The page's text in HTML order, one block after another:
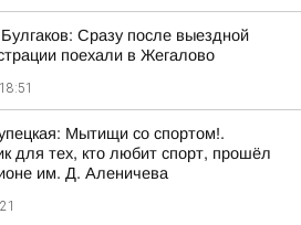
Сразу после выездной
поехали в Жегалово
18:51
Мытищи со спортом!.
для тех, кто любит спорт, прошёл
им. Д. Аленичева